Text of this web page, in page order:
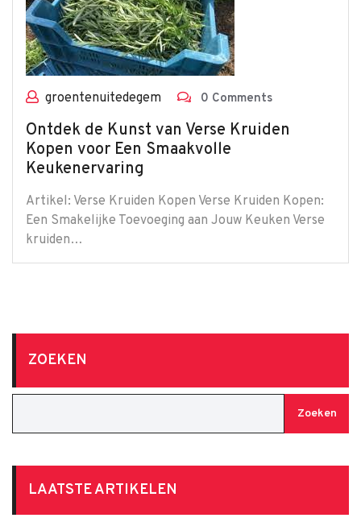
groentenuitedegem 0 Comments
Ontdek de Kunst van Verse Kruiden
Kopen voor Een Smaakvolle
Keukenervaring
Artikel: Verse Kruiden Kopen Verse Kruiden Kopen:
Een Smakelijke Toevoeging aan Jouw Keuken Verse
kruiden…
ZOEKEN
Zoeken
LAATSTE ARTIKELEN